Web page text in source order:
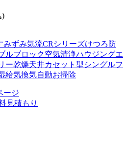
)
みずみ気流CRシリーズけつろ防
ルブロック空気清浄ハウジングエ
ー乾燥天井カセット型シングルフ
給気換気自動お掃除